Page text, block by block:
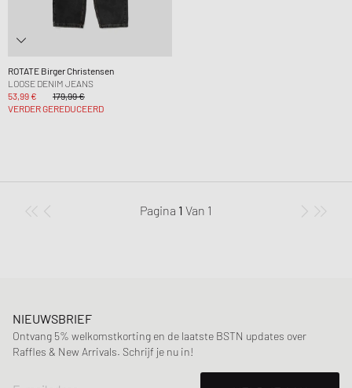
ROTATE Birger Christensen
LOOSE DENIM JEANS
53,99 €
179,99 €
VERDER GEREDUCEERD
Pagina 1 Van 1
NIEUWSBRIEF
Ontvang 5% welkomstkorting en de laatste BSTN updates over
Raffles & New Arrivals. Schrijf je nu in!